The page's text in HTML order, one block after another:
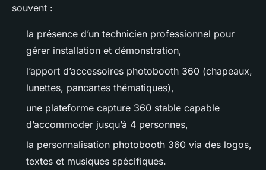
souvent :
la présence d’un technicien professionnel pour
gérer installation et démonstration,
l’apport d’accessoires photobooth 360 (chapeaux,
lunettes, pancartes thématiques),
une plateforme capture 360 stable capable
d’accommoder jusqu’à 4 personnes,
la personnalisation photobooth 360 via des logos,
textes et musiques spécifiques.